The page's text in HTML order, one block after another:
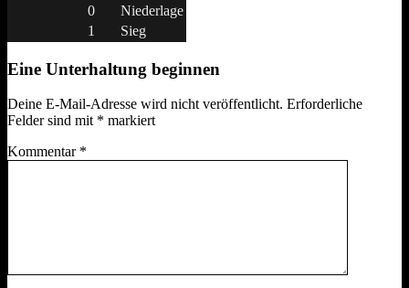
0
Niederlage
1
Sieg
Eine Unterhaltung beginnen
Deine E-Mail-Adresse wird nicht veröffentlicht. Erforderliche
Felder sind mit * markiert
Kommentar *